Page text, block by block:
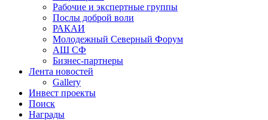
Рабочие и экспертные группы
Послы доброй воли
РАКАИ
Молодежный Северный Форум
АШ СФ
Бизнес-партнеры
Лента новостей
Gallery
Инвест проекты
Поиск
Награды